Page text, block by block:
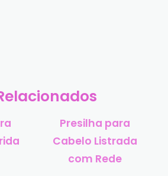
Presilha para
Cabelo Listrada
com Rede